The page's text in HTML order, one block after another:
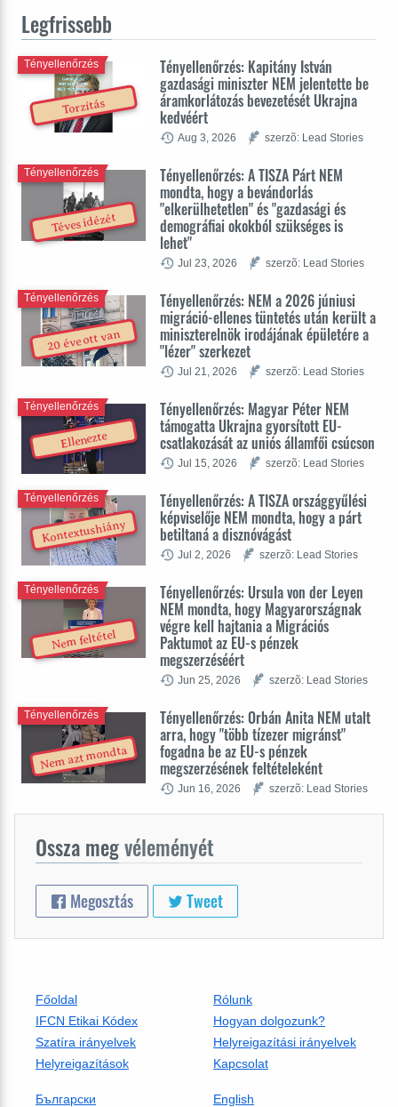
Legfrissebb
Torzítás
Tényellenőrzés: Kapitány István
gazdasági miniszter NEM jelentette be
áramkorlátozás bevezetését Ukrajna
kedvéért
Tényellenőrzés
Aug 3, 2026 szerzõ: Lead Stories
Téves idézét
Tényellenőrzés: A TISZA Párt NEM
mondta, hogy a bevándorlás
"elkerülhetetlen" és "gazdasági és
demográfiai okokból szükséges is
lehet"
Tényellenőrzés
Jul 23, 2026 szerzõ: Lead Stories
20 éve ott van
Tényellenőrzés: NEM a 2026 júniusi
migráció-ellenes tüntetés után került a
miniszterelnök irodájának épületére a
"lézer" szerkezet
Tényellenőrzés
Jul 21, 2026 szerzõ: Lead Stories
Ellenezte
Tényellenőrzés: Magyar Péter NEM
támogatta Ukrajna gyorsított EU-
csatlakozását az uniós államfői csúcson
Tényellenőrzés
Jul 15, 2026 szerzõ: Lead Stories
Kontextushiány
Tényellenőrzés: A TISZA országgyűlési
képviselője NEM mondta, hogy a párt
betiltaná a disznóvágást
Tényellenőrzés
Jul 2, 2026 szerzõ: Lead Stories
Nem feltétel
Tényellenőrzés: Ursula von der Leyen
NEM mondta, hogy Magyarországnak
végre kell hajtania a Migrációs
Paktumot az EU-s pénzek
megszerzéséért
Tényellenőrzés
Jun 25, 2026 szerzõ: Lead Stories
Nem azt mondta
Tényellenőrzés: Orbán Anita NEM utalt
arra, hogy "több tízezer migránst"
fogadna be az EU-s pénzek
megszerzésének feltételeként
Tényellenőrzés
Jun 16, 2026 szerzõ: Lead Stories
Ossza megvéleményét
Megosztás Tweet
Főoldal
Rólunk
IFCN Etikai Kódex
Hogyan dolgozunk?
Szatíra irányelvek
Helyreigazítási irányelvek
Helyreigazítások
Kapcsolat
Български
English